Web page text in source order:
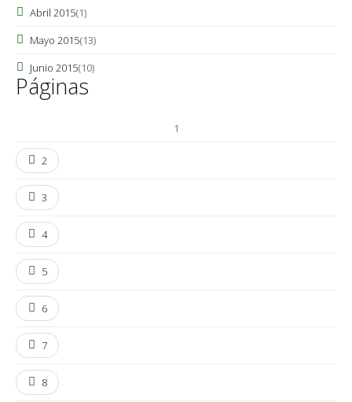
Abril 2015(1)
Mayo 2015(13)
Junio 2015(10)
Páginas
1
2
3
4
5
6
7
8